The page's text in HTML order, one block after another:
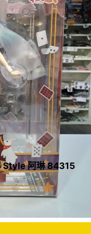
Style 阿琳 84315